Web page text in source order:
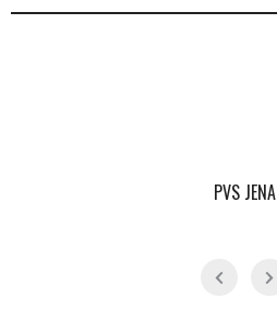
PVS JENA